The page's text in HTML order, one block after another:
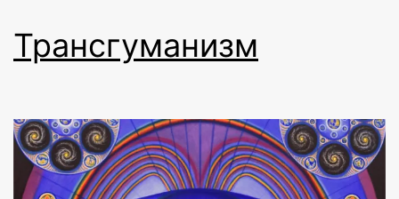
Трансгуманизм